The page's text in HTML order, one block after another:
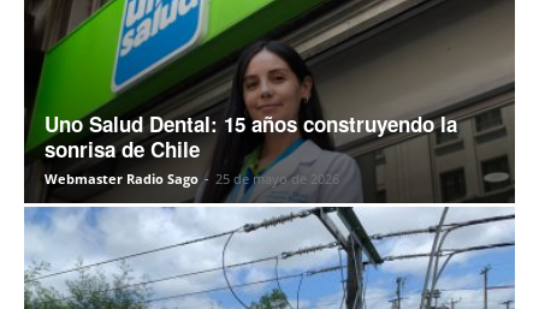
Uno Salud Dental: 15 años construyendo la
sonrisa de Chile
Webmaster Radio Sago - 25 de mayo de 2026